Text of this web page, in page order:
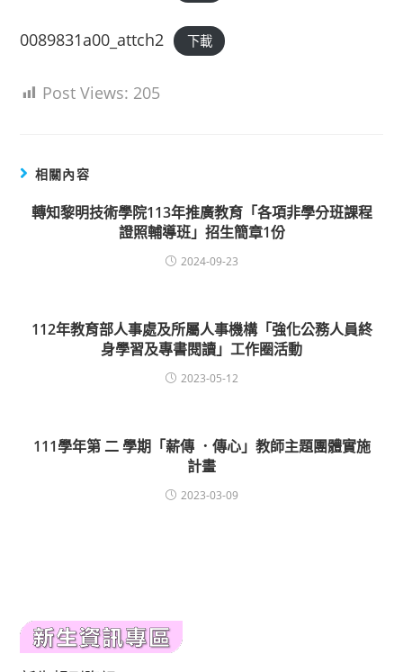
0089831a00_attch2 下載
Post Views: 205
相關內容
轉知黎明技術學院113年推廣教育「各項非學分班課程
證照輔導班」招生簡章1份
2024-09-23
112年教育部人事處及所屬人事機構「強化公務人員終
身學習及專書閱讀」工作圈活動
2023-05-12
111學年第 二 學期「薪傳 ．傳心」教師主題團體實施
計畫
2023-03-09